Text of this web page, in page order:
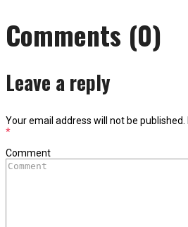
Comments (0)
Leave a reply
Your email address will not be published.
*
Comment